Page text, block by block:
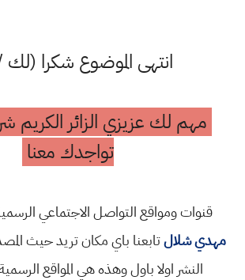
انتهى الموضوع شكرا
مهم لك عزيزي الزائر الكريم
تواجدك معنا
قنوات ومواقع التواصل الاجتماعي
مهدي شلالتابعنا باي مكان تريد حيث
النشر اولا باول وهذه هي المواقع